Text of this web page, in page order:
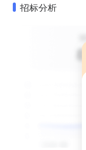
招标分析